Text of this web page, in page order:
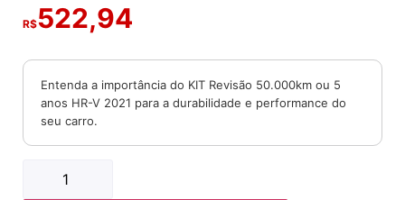
R$522,94
Entenda a importância do KIT Revisão 50.000km ou 5
anos HR-V 2021 para a durabilidade e performance do
seu carro.